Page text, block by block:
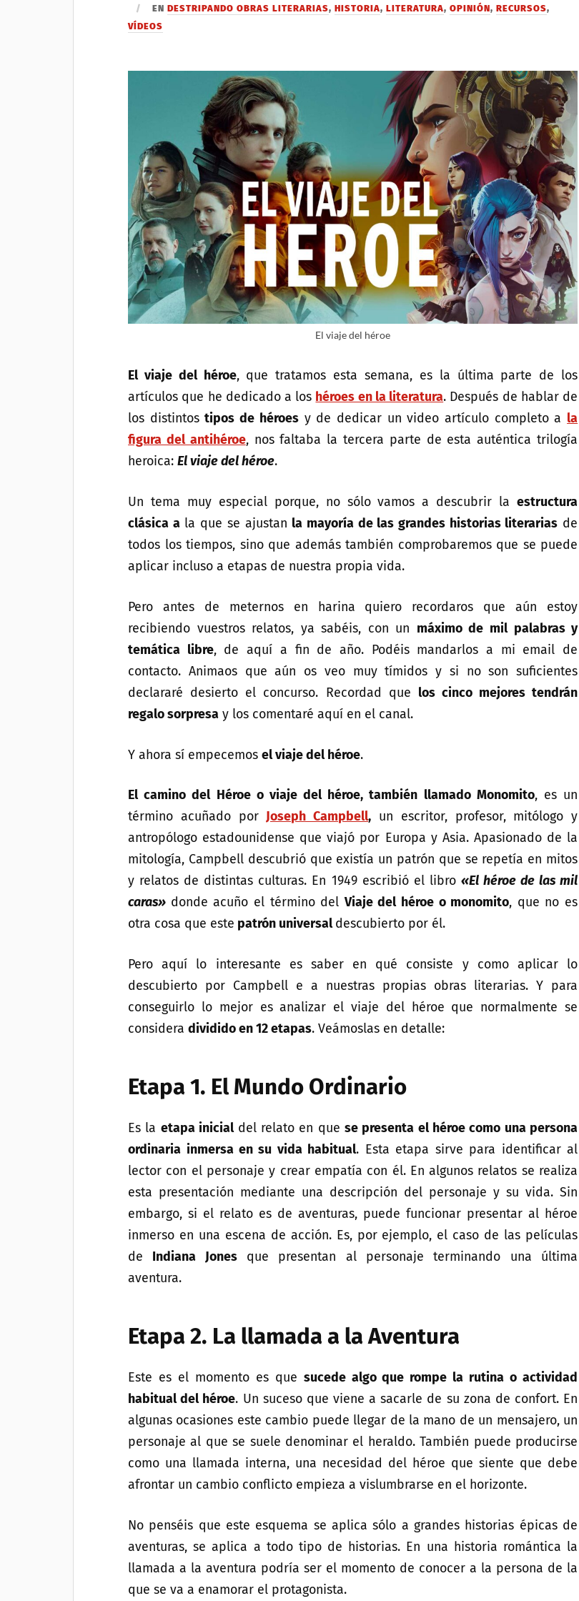
ENDESTRIPANDO OBRAS LITERARIAS,HISTORIA,LITERATURA,OPINIÓN,RECURSOS,
VÍDEOS
El viaje del héroe
El viaje del héroe, que tratamos esta semana, es la última parte de los
artículos que he dedicado a los héroes en la literatura. Después de hablar de
los distintostipos de héroesy de dedicar un video artículo completo a la
figura del antihéroe, nos faltaba la tercera parte de esta auténtica trilogía
heroica:El viaje del héroe.
Un tema muy especial porque, no sólo vamos a descubrir laestructura
clásica ala que se ajustan la mayoría de las grandes historias literarias de
todos los tiempos, sino que además también comprobaremos que se puede
aplicar incluso a etapas de nuestra propia vida.
Pero antes de meternos en harina quiero recordaros que aún estoy
recibiendo vuestros relatos, ya sabéis, con un máximo de mil palabras y
temática libre, de aquí a fin de año. Podéis mandarlos a mi email de
contacto. Animaos que aún os veo muy tímidos y si no son suficientes
declararé desierto el concurso. Recordad que los cinco mejores tendrán
regalo sorpresa y los comentaré aquí en el canal.
Y ahora sí empecemosel viaje del héroe.
El camino del Héroe o viaje del héroe, también llamado Monomito, es un
término acuñado por Joseph Campbell, un escritor, profesor, mitólogo y
antropólogo estadounidense que viajó por Europa y Asia. Apasionado de la
mitología, Campbell descubrió que existía un patrón que se repetía en mitos
y relatos de distintas culturas. En 1949 escribió el libro «El héroe de las mil
caras» donde acuño el término delViaje del héroe o monomito, que no es
otra cosa que este patrón universaldescubierto por él.
Pero aquí lo interesante es saber en qué consiste y como aplicar lo
descubierto por Campbell e a nuestras propias obras literarias. Y para
conseguirlo lo mejor es analizar el viaje del héroe que normalmente se
consideradividido en 12 etapas. Veámoslas en detalle:
Etapa 1. El Mundo Ordinario
Es la etapa inicial del relato en que se presenta el héroe como una persona
ordinaria inmersa en su vida habitual. Esta etapa sirve para identificar al
lector con el personaje y crear empatía con él. En algunos relatos se realiza
esta presentación mediante una descripción del personaje y su vida. Sin
embargo, si el relato es de aventuras, puede funcionar presentar al héroe
inmerso en una escena de acción. Es, por ejemplo, el caso de las películas
de Indiana Jonesque presentan al personaje terminando una última
aventura.
Etapa 2. La llamada a la Aventura
Este es el momento es que sucede algo que rompe la rutina o actividad
habitual del héroe. Un suceso que viene a sacarle de su zona de confort. En
algunas ocasiones este cambio puede llegar de la mano de un mensajero, un
personaje al que se suele denominar el heraldo. También puede producirse
como una llamada interna, una necesidad del héroe que siente que debe
afrontar un cambio conflicto empieza a vislumbrarse en el horizonte.
No penséis que este esquema se aplica sólo a grandes historias épicas de
aventuras, se aplica a todo tipo de historias. En una historia romántica la
llamada a la aventura podría ser el momento de conocer a la persona de la
que se va a enamorar el protagonista.